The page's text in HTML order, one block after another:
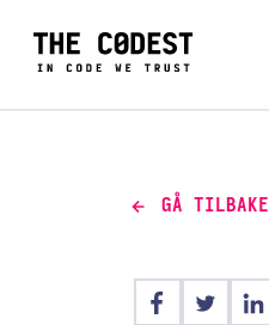
GÅ TILBAKE